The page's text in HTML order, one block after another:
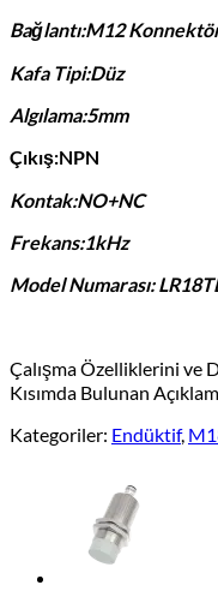
Bağlantı:M12
Kafa Tipi:Düz
Algılama:5mm
Çıkış:NPN
Kontak:NO+NC
Frekans:1kHz
Model Numarası:
Çalışma Özelliklerini ve
Kısımda Bulunan
Kategoriler: Endüktif,